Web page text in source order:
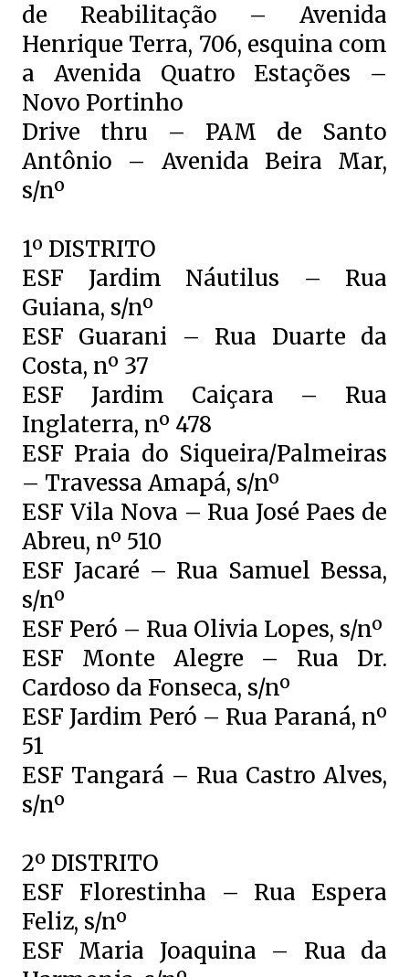
de Reabilitação – Avenida
Henrique Terra, 706, esquina com
a Avenida Quatro Estações –
Novo Portinho
Drive thru – PAM de Santo
Antônio – Avenida Beira Mar,
s/nº
1º DISTRITO
ESF Jardim Náutilus – Rua
Guiana, s/nº
ESF Guarani – Rua Duarte da
Costa, nº 37
ESF Jardim Caiçara – Rua
Inglaterra, nº 478
ESF Praia do Siqueira/Palmeiras
– Travessa Amapá, s/nº
ESF Vila Nova – Rua José Paes de
Abreu, nº 510
ESF Jacaré – Rua Samuel Bessa,
s/nº
ESF Peró – Rua Olivia Lopes, s/nº
ESF Monte Alegre – Rua Dr.
Cardoso da Fonseca, s/nº
ESF Jardim Peró – Rua Paraná, nº
51
ESF Tangará – Rua Castro Alves,
s/nº
2º DISTRITO
ESF Florestinha – Rua Espera
Feliz, s/nº
ESF Maria Joaquina – Rua da